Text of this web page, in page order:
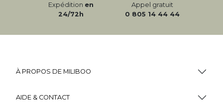
Expédition en
24/72h
Appel gratuit
0 805 14 44 44
À PROPOS DE MILIBOO
AIDE & CONTACT